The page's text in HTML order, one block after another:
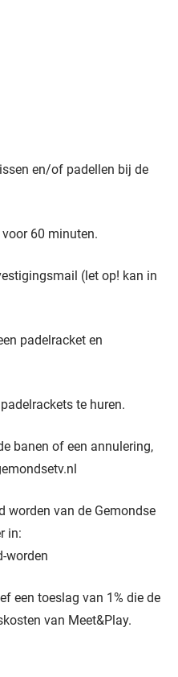
en/of padellen bij de
60 minuten.
(let op! kan in
padelracket en
te huren.
banen of een annulering,
worden van de Gemondse
in:
worden
een toeslag van 1% die de
van Meet&Play.